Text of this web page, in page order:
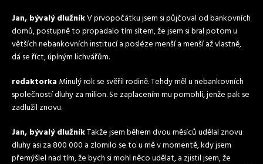
Jan, bývalý dlužníkV prvopočátku jsem si půjčoval od bankovních
domů, postupně to propadalo tím sítem, že jsem si bral potom u
větších nebankovních institucí a posléze menší a menší až vlastně,
dá se říct, úplným lichvářům.
redaktorka Minulý rok se svěřil rodině. Tehdy měl u nebankovních
společností dluhy za milion. Se zaplacením mu pomohli, jenže pak se
zadlužil znovu.
Jan, bývalý dlužníkTakže jsem během dvou měsíců udělal znovu
dluhy asi za 800 000 a zlomilo se to u mě v momentě, kdy jsem
přemýšlel nad tím, že bych si mohl něco udělat, a zjistil jsem, že